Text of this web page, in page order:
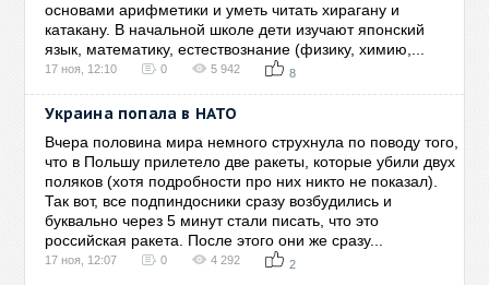
основами арифметики и уметь читать хирагану и
катакану. В начальной школе дети изучают японский
язык, математику, естествознание (физику, химию,...
17 ноя, 12:10 0 5 942 8
Украина попала в НАТО
Вчера половина мира немного струхнула по поводу того,
что в Польшу прилетело две ракеты, которые убили двух
поляков (хотя подробности про них никто не показал).
Так вот, все подпиндосники сразу возбудились и
буквально через 5 минут стали писать, что это
российская ракета. После этого они же сразу...
17 ноя, 12:07 0 4 292 2